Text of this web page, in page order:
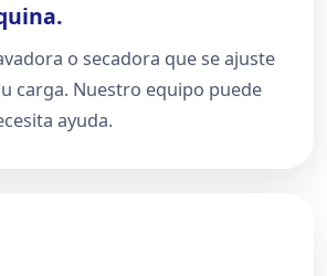
o secadora que se ajuste
carga. Nuestro equipo puede
ayuda.